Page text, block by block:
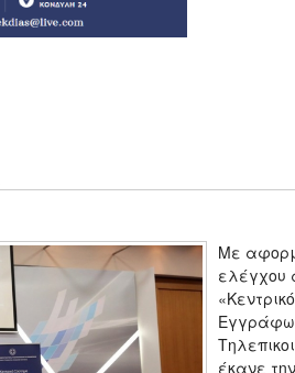
Με
ελέγχου
έκανε